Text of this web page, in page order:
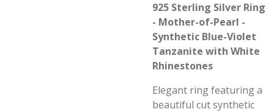
925 Sterling Silver Ring
- Mother-of-Pearl -
Synthetic Blue-Violet
Tanzanite with White
Rhinestones
Elegant ring featuring a
beautiful cut synthetic